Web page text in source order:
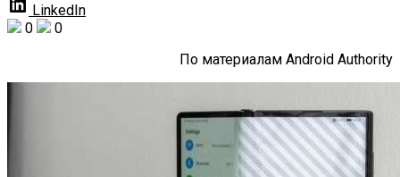
LinkedIn
0
0
По материалам Android Authority